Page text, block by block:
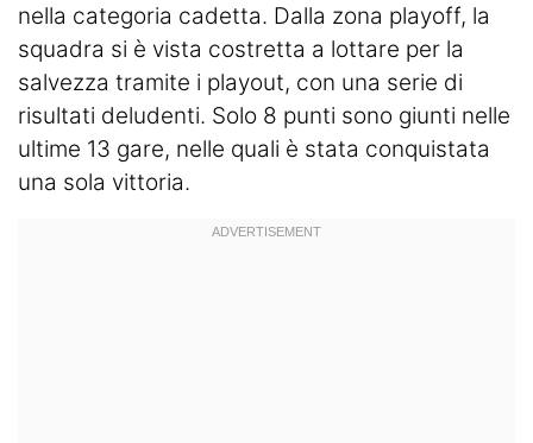
nella categoria cadetta. Dalla zona playoff, la
squadra si è vista costretta a lottare per la
salvezza tramite i playout, con una serie di
risultati deludenti. Solo 8 punti sono giunti nelle
ultime 13 gare, nelle quali è stata conquistata
una sola vittoria.